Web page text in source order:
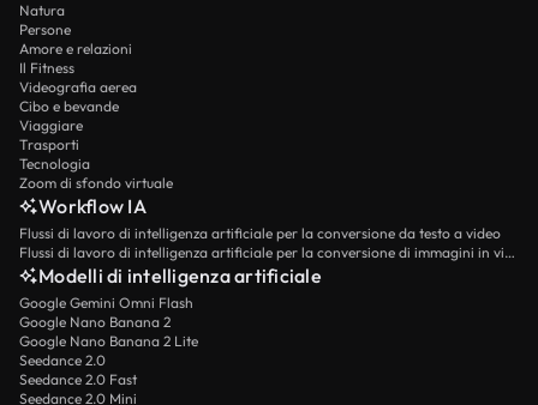
Natura
Persone
Amore e relazioni
Il Fitness
Videografia aerea
Cibo e bevande
Viaggiare
Trasporti
Tecnologia
Zoom di sfondo virtuale
Workflow IA
Flussi di lavoro di intelligenza artificiale per la conversione da testo a video
Flussi di lavoro di intelligenza artificiale per la conversione di immagini in video
Modelli di intelligenza artificiale
Google Gemini Omni Flash
Google Nano Banana 2
Google Nano Banana 2 Lite
Seedance 2.0
Seedance 2.0 Fast
Seedance 2.0 Mini